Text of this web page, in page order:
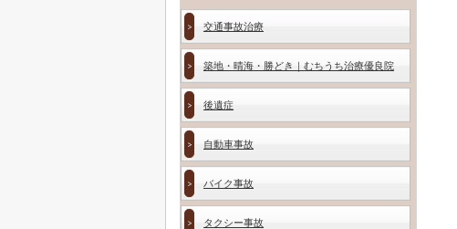
交通事故治療
築地・晴海・勝どき｜むちうち治療優良院
後遺症
自動車事故
バイク事故
タクシー事故